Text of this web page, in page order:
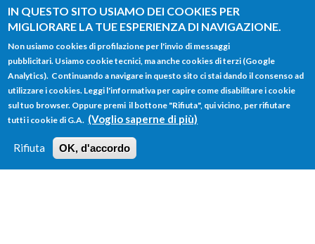
IN QUESTO SITO USIAMO DEI COOKIES PER
MIGLIORARE LA TUE ESPERIENZA DI NAVIGAZIONE.
Non usiamo cookies di profilazione per l'invio di messaggi
pubblicitari. Usiamo cookie tecnici, ma anche cookies di terzi (Google
Analytics). Continuando a navigare in questo sito ci stai dando il consenso ad
utilizzare i cookies. Leggi l'informativa per capire come disabilitare i cookie
sul tuo browser. Oppure premi il bottone "Rifiuta", qui vicino, per rifiutare
tutti i cookie di G.A. (Voglio saperne di più)
Rifiuta OK, d'accordo
Salta al contenuto principale
FORM
DI
RICERCA
Main menu
HOME TUTTI I PROFILI
LOGIN